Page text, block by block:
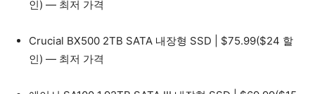
인) — 최저 가격
Crucial BX500 2TB SATA 내장형 SSD | $75.99($24 할
인) — 최저 가격